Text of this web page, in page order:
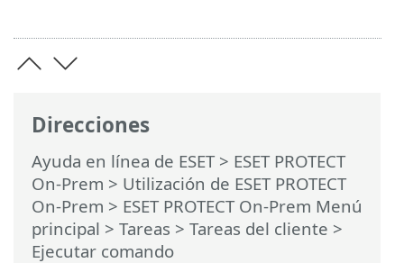
Direcciones
Ayuda en línea de ESET> ESET PROTECT
On-Prem > Utilización de ESET PROTECT
On-Prem > ESET PROTECT On-Prem Menú
principal > Tareas > Tareas del cliente >
Ejecutar comando